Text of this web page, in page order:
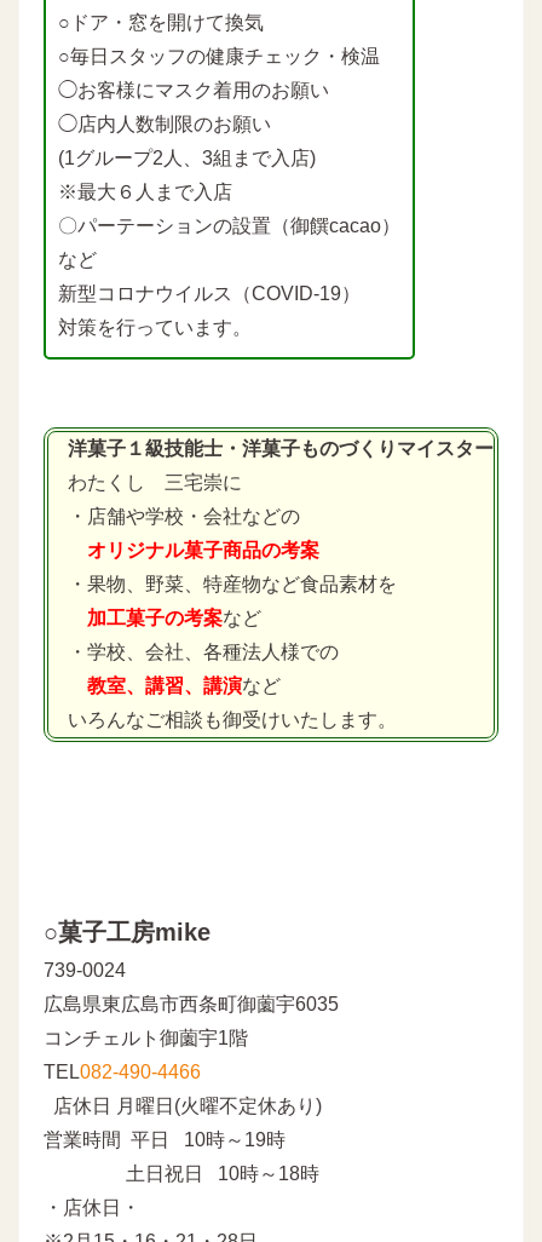
○ドア・窓を開けて換気
○毎日スタッフの健康チェック・検温
◯お客様にマスク着用のお願い
◯店内人数制限のお願い
(1グループ2人、3組まで入店)
※最大６人まで入店
〇パーテーションの設置（御饌cacao）
など
新型コロナウイルス（COVID-19）
対策を行っています。
洋菓子１級技能士・洋菓子ものづくりマイスター
わたくし 三宅崇に
・店舗や学校・会社などの
オリジナル菓子商品の考案
・果物、野菜、特産物など食品素材を
加工菓子の考案など
・学校、会社、各種法人様での
教室、講習、講演など
いろんなご相談も御受けいたします。
○菓子工房mike
739-0024
広島県東広島市西条町御薗宇6035
コンチェルト御薗宇1階
TEL082-490-4466
店休日 月曜日(火曜不定休あり)
営業時間 平日 10時～19時
土日祝日 10時～18時
・店休日・